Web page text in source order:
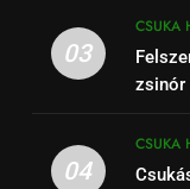
03
CSUKA
zsinór
04
CSUKA